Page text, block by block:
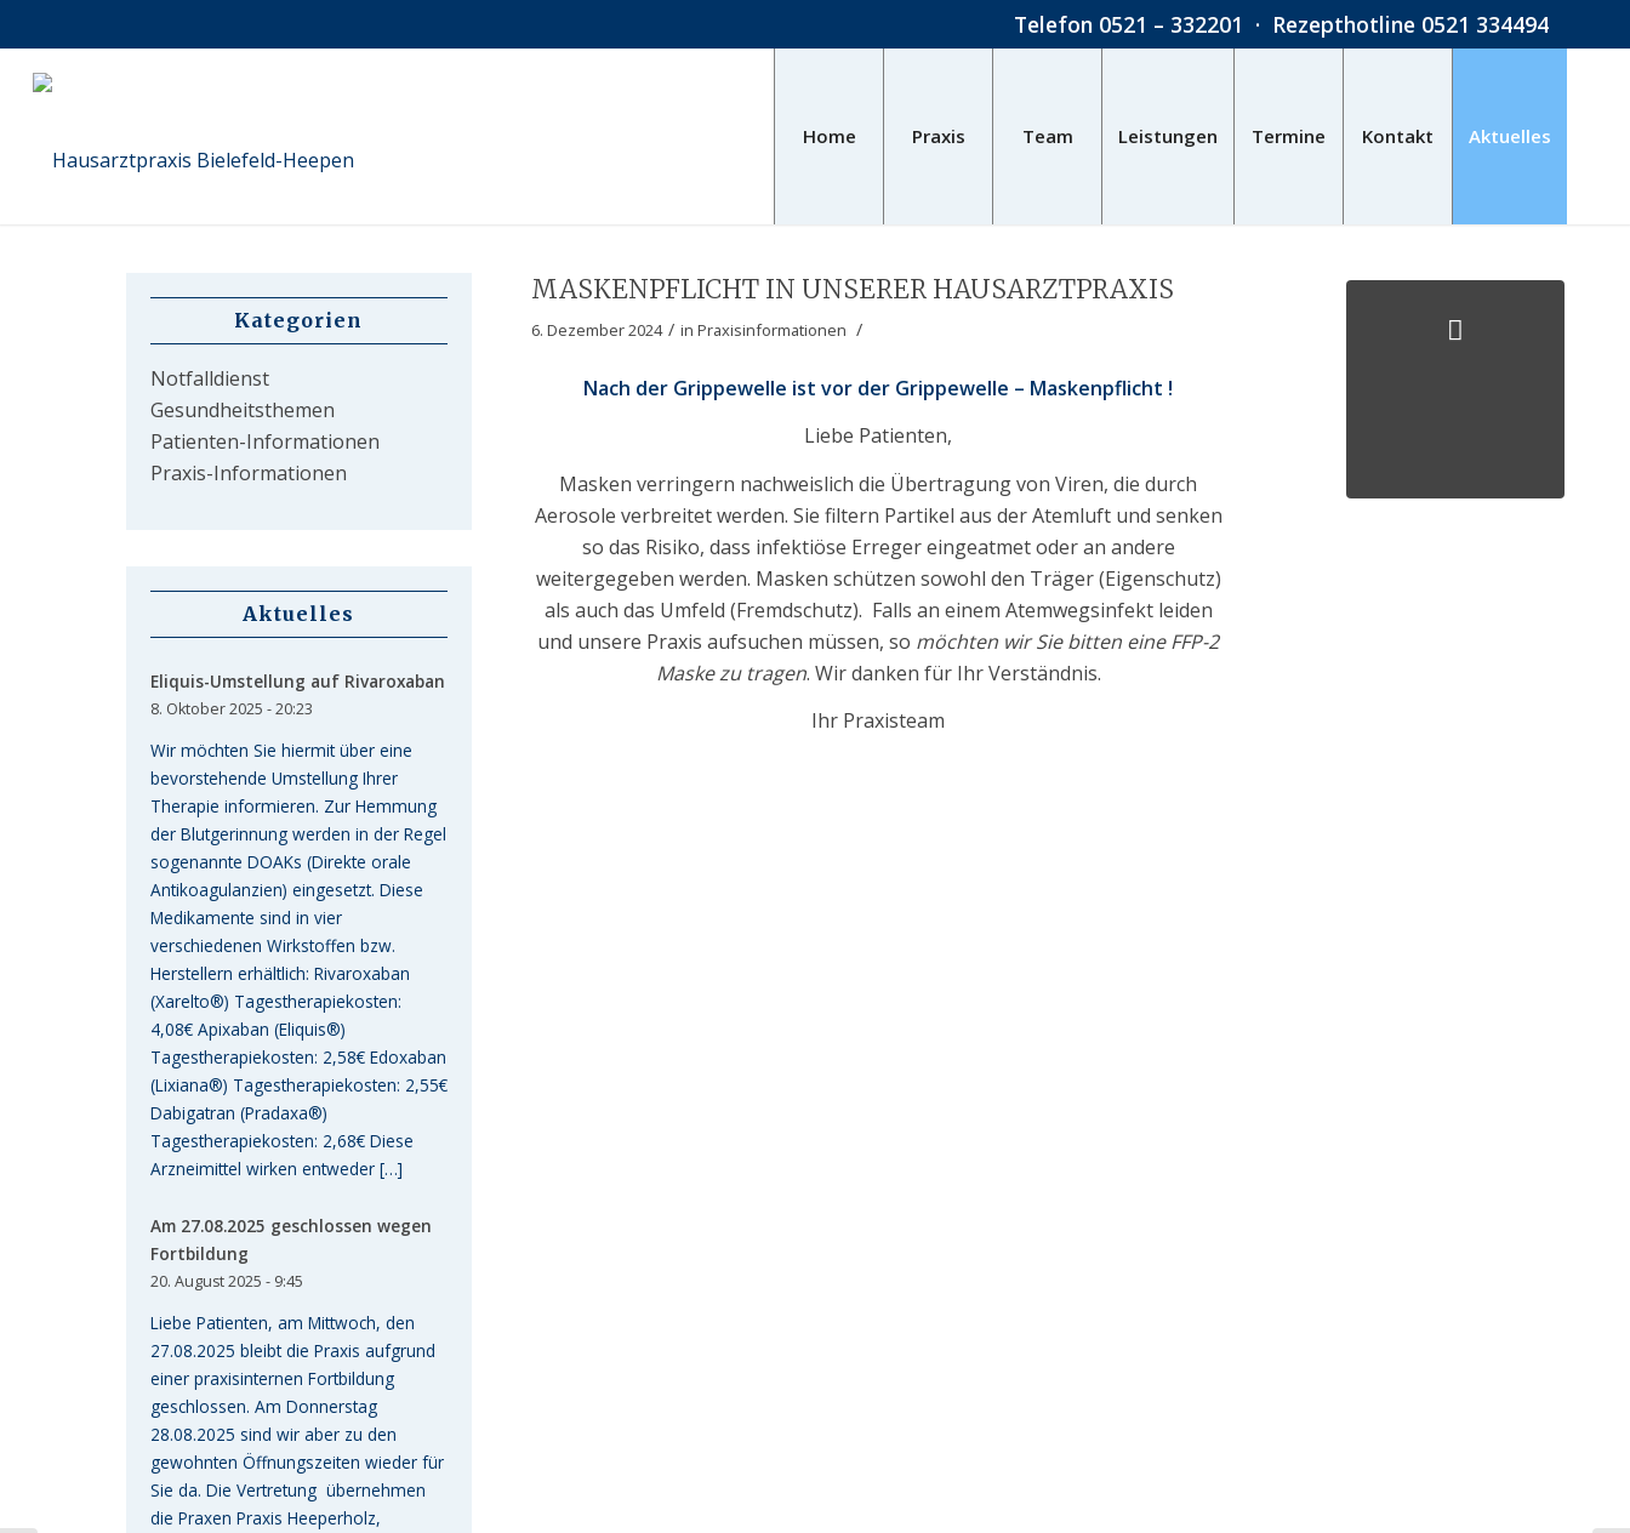
Telefon 0521 – 332201 · Rezepthotline 0521 334494
Home Praxis Team Leistungen Termine Kontakt Aktuelles
MASKENPFLICHT IN UNSERER HAUSARZTPRAXIS
6. Dezember 2024 / in Praxisinformationen /
Nach der Grippewelle ist vor der Grippewelle – Maskenpflicht !
Liebe Patienten,
Masken verringern nachweislich die Übertragung von Viren, die durch
Aerosole verbreitet werden. Sie filtern Partikel aus der Atemluft und senken
so das Risiko, dass infektiöse Erreger eingeatmet oder an andere
weitergegeben werden. Masken schützen sowohl den Träger (Eigenschutz)
als auch das Umfeld (Fremdschutz). Falls an einem Atemwegsinfekt leiden
und unsere Praxis aufsuchen müssen, so möchten wir Sie bitten eine FFP-2
Maske zu tragen. Wir danken für Ihr Verständnis.
Ihr Praxisteam
Kategorien
Notfalldienst
Gesundheitsthemen
Patienten-Informationen
Praxis-Informationen
Aktuelles
Eliquis-Umstellung auf Rivaroxaban
8. Oktober 2025 - 20:23
Wir möchten Sie hiermit über eine
bevorstehende Umstellung Ihrer
Therapie informieren. Zur Hemmung
der Blutgerinnung werden in der Regel
sogenannte DOAKs (Direkte orale
Antikoagulanzien) eingesetzt. Diese
Medikamente sind in vier
verschiedenen Wirkstoffen bzw.
Herstellern erhältlich: Rivaroxaban
(Xarelto®) Tagestherapiekosten:
4,08€ Apixaban (Eliquis®)
Tagestherapiekosten: 2,58€ Edoxaban
(Lixiana®) Tagestherapiekosten: 2,55€
Dabigatran (Pradaxa®)
Tagestherapiekosten: 2,68€ Diese
Arzneimittel wirken entweder […]
Am 27.08.2025 geschlossen wegen
Fortbildung
20. August 2025 - 9:45
Liebe Patienten, am Mittwoch, den
27.08.2025 bleibt die Praxis aufgrund
einer praxisinternen Fortbildung
geschlossen. Am Donnerstag
28.08.2025 sind wir aber zu den
gewohnten Öffnungszeiten wieder für
Sie da. Die Vertretung übernehmen
die Praxen Praxis Heeperholz,